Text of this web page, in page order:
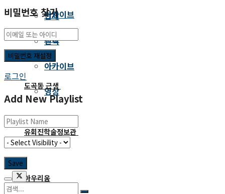
전체
신작
아카이브
영상
도곡동 근생
아카이브
영상
도곡동 근생
유회진학술정보관
아우리움
비밀번호 찾기
로그인
Add New Playlist